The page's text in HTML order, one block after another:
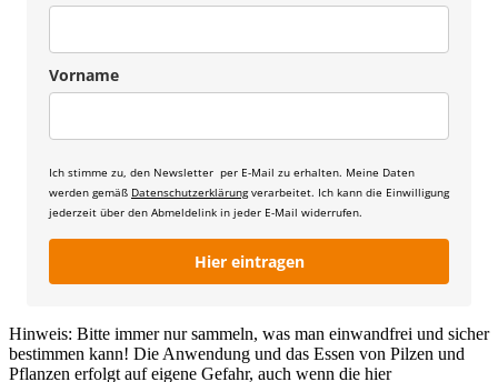
Vorname
Ich stimme zu, den Newsletter per E-Mail zu erhalten. Meine Daten
werden gemäß Datenschutzerklärungverarbeitet. Ich kann die Einwilligung
jederzeit über den Abmeldelink in jeder E-Mail widerrufen.
Hier eintragen
Hinweis: Bitte immer nur sammeln, was man einwandfrei und sicher
bestimmen kann! Die Anwendung und das Essen von Pilzen und
Pflanzen erfolgt auf eigene Gefahr, auch wenn die hier